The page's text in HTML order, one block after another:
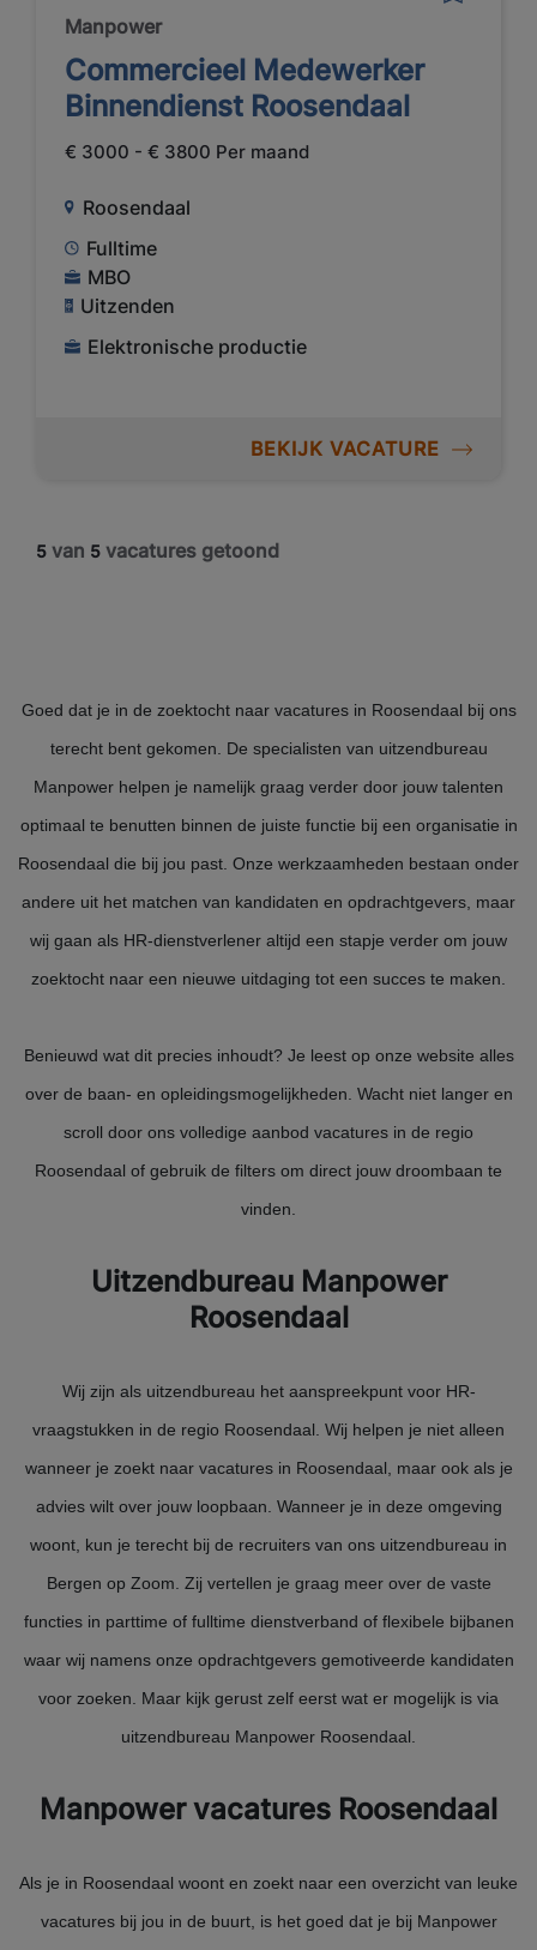
Manpower
Commercieel Medewerker
Binnendienst Roosendaal
€ 3000 - € 3800 Per maand
Roosendaal
Fulltime
MBO
Uitzenden
Elektronische productie
BEKIJK VACATURE
5 van 5 vacatures getoond
Goed dat je in de zoektocht naar vacatures in Roosendaal bij ons
terecht bent gekomen. De specialisten van uitzendbureau
Manpower helpen je namelijk graag verder door jouw talenten
optimaal te benutten binnen de juiste functie bij een organisatie in
Roosendaal die bij jou past. Onze werkzaamheden bestaan onder
andere uit het matchen van kandidaten en opdrachtgevers, maar
wij gaan als HR-dienstverlener altijd een stapje verder om jouw
zoektocht naar een nieuwe uitdaging tot een succes te maken.
Benieuwd wat dit precies inhoudt? Je leest op onze website alles
over de baan- en opleidingsmogelijkheden. Wacht niet langer en
scroll door ons volledige aanbod vacatures in de regio
Roosendaal of gebruik de filters om direct jouw droombaan te
vinden.
Uitzendbureau Manpower
Roosendaal
Wij zijn als uitzendbureau het aanspreekpunt voor HR-
vraagstukken in de regio Roosendaal. Wij helpen je niet alleen
wanneer je zoekt naar vacatures in Roosendaal, maar ook als je
advies wilt over jouw loopbaan. Wanneer je in deze omgeving
woont, kun je terecht bij de recruiters van ons uitzendbureau in
Bergen op Zoom. Zij vertellen je graag meer over de vaste
functies in parttime of fulltime dienstverband of flexibele bijbanen
waar wij namens onze opdrachtgevers gemotiveerde kandidaten
voor zoeken. Maar kijk gerust zelf eerst wat er mogelijk is via
uitzendbureau Manpower Roosendaal.
Manpower vacatures Roosendaal
Als je in Roosendaal woont en zoekt naar een overzicht van leuke
vacatures bij jou in de buurt, is het goed dat je bij Manpower